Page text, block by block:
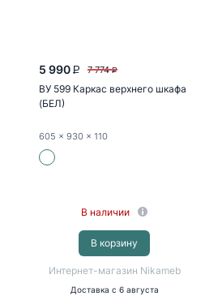
5 990 P 7 774 P
ВУ 599 Каркас верхнего шкафа
(БЕЛ)
605 x 930 x 110
В наличии
В корзину
Интернет-магазин Nikameb
Доставка с 6 августа